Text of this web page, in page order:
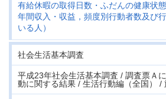
有給休暇の取得日数・ふだんの健康状
年間収入・収益，頻度別行動者数及び
いる人）
社会生活基本調査
平成23年社会生活基本調査 / 調査票Ａ
動に関する結果 / 生活行動編（全国） /